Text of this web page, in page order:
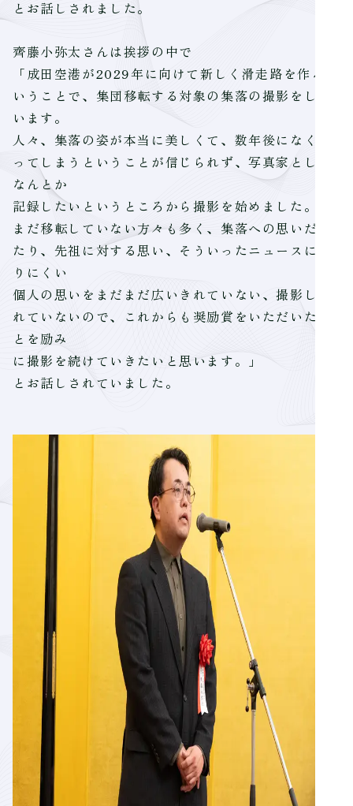
とお話しされました。
齊藤小弥太さんは挨拶の中で
「成田空港が2029年に向けて新しく滑走路を作ると
いうことで、集団移転する対象の集落の撮影をして
います。
人々、集落の姿が本当に美しくて、数年後になくな
ってしまうということが信じられず、写真家として
なんとか
記録したいというところから撮影を始めました。
まだ移転していない方々も多く、集落への思いだっ
たり、先祖に対する思い、そういったニュースにな
りにくい
個人の思いをまだまだ広いきれていない、撮影しき
れていないので、これからも奨励賞をいただいたこ
とを励み
に撮影を続けていきたいと思います。」
とお話しされていました。